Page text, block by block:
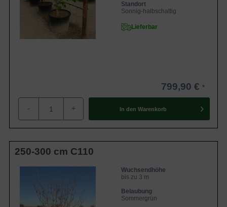
Standort
Sonnig-halbschattig
Lieferbar
799,90 €
- + In den Warenkorb
250-300 cm C110
Wuchsendhöhe
bis zu 3 m
Belaubung
Sommergrün